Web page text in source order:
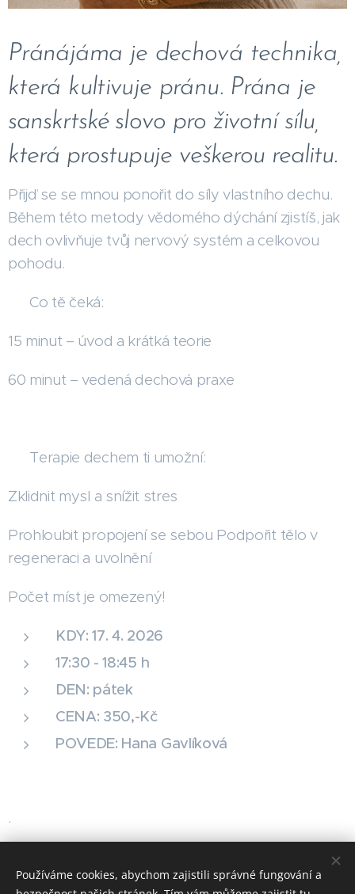
Pránájáma je dechová technika,
která kultivuje pránu. Prána je
sanskrtské slovo pro životní sílu,
která prostupuje veškerou realitu.
Přijď se se mnou ponořit do síly vlastního dechu.
Během této metody vědomého dýchání zjistíš, jak
dech ovlivňuje tvůj nervový systém a celkovou
pohodu.
🔹 Co tě čeká:
15 minut – úvod a krátká teorie
60 minut – vedená dechová praxe
🔹 Terapie dechem ti umožní:
Zklidnit mysl a snížit stres
Prohloubit propojení se sebou Podpořit tělo v
regeneraci a uvolnění
Počet míst je omezený!
KDY: 17. 4. 2026
17:30 - 18:45 h
DEN: pátek
CENA: 350,-Kč
POVEDE: Hana Gavlíková
.
Rezervace
Používáme cookies, abychom zajistili správné fungování a